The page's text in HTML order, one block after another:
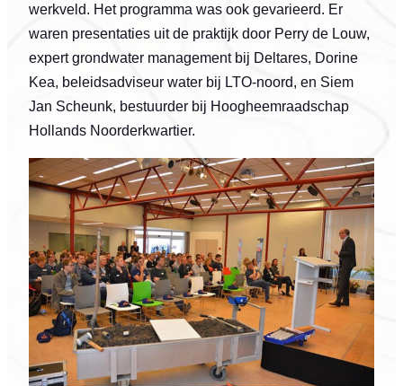
werkveld. Het programma was ook gevarieerd. Er
waren presentaties uit de praktijk door Perry de Louw,
expert grondwater management bij Deltares, Dorine
Kea, beleidsadviseur water bij LTO-noord, en Siem
Jan Scheunk, bestuurder bij Hoogheemraadschap
Hollands Noorderkwartier.